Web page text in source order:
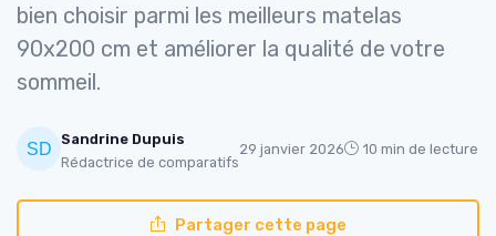
bien choisir parmi les meilleurs matelas
90x200 cm et améliorer la qualité de votre
sommeil.
Sandrine Dupuis
Rédactrice de comparatifs
29 janvier 2026 10 min de lecture
Partager cette page